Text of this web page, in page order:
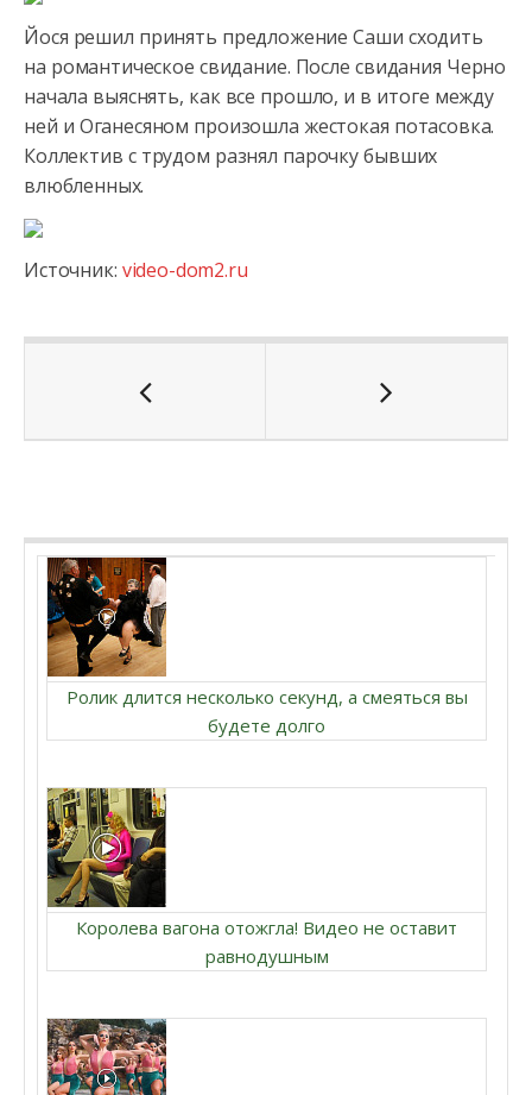
Йося решил принять предложение Саши сходить
на романтическое свидание. После свидания Черно
начала выяснять, как все прошло, и в итоге между
ней и Оганесяном произошла жестокая потасовка.
Коллектив с трудом разнял парочку бывших
влюбленных.
Источник: video-dom2.ru
Ролик длится несколько секунд, а смеяться вы
будете долго
Королева вагона отожгла! Видео не оставит
равнодушным